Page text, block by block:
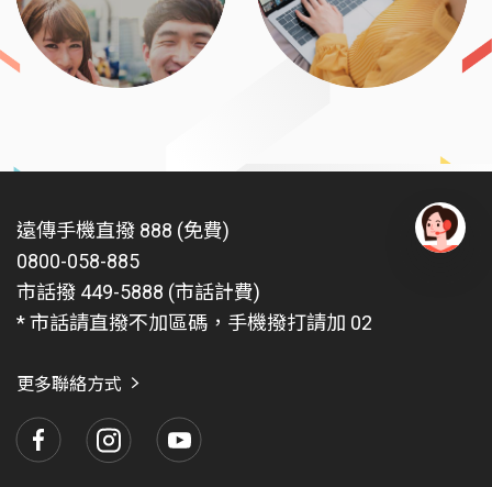
遠傳手機直撥 888 (免費)
0800-058-885
市話撥 449-5888 (市話計費)
* 市話請直撥不加區碼，手機撥打請加 02
更多聯絡方式